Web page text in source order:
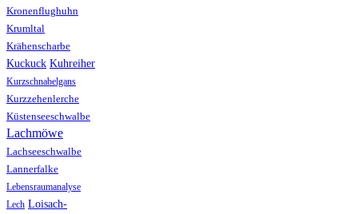
Kronenflughuhn
Krumltal
Krähenscharbe
Kuckuck Kuhreiher
Kurzschnabelgans
Kurzzehenlerche
Küstenseeschwalbe
Lachmöwe
Lachseeschwalbe
Lannerfalke
Lebensraumanalyse
Lech Loisach-